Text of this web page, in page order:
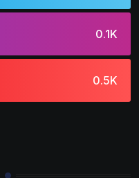
0.1K
0.5K